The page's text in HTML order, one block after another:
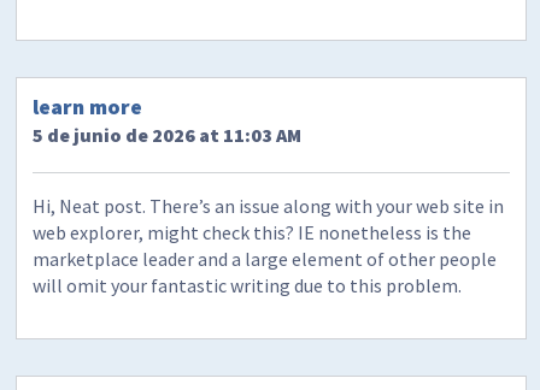
learn more
5 de junio de 2026 at 11:03 AM
Hi, Neat post. There’s an issue along with your web site in
web explorer, might check this? IE nonetheless is the
marketplace leader and a large element of other people
will omit your fantastic writing due to this problem.